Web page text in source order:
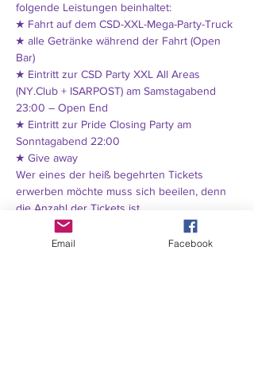
folgende Leistungen beinhaltet:
★ Fahrt auf dem CSD-XXL-Mega-Party-Truck
★ alle Getränke während der Fahrt (Open
Bar)
★ Eintritt zur CSD Party XXL All Areas
(NY.Club + ISARPOST) am Samstagabend
23:00 – Open End
★ Eintritt zur Pride Closing Party am
Sonntagabend 22:00
★ Give away
Wer eines der heiß begehrten Tickets
erwerben möchte muss sich beeilen, denn
die Anzahl der Tickets ist
wieder streng limitiert! Diese Tickets gibt es
direkt im „NY.Club“, online auf
Email Facebook